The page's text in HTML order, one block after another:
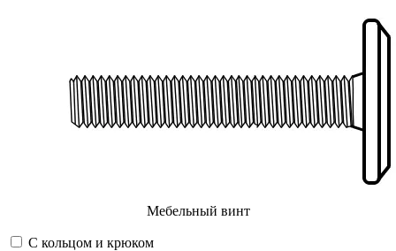
Мебельный винт
С кольцом и крюком